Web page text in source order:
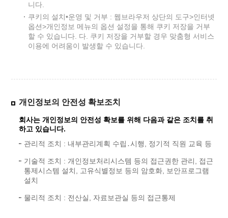
니다.
쿠키의 설치•운영 및 거부 : 웹브라우저 상단의 도구>인터넷
옵션>개인정보 메뉴의 옵션 설정을 통해 쿠키 저장을 거부
할 수 있습니다. 다. 쿠키 저장을 거부할 경우 맞춤형 서비스
이용에 어려움이 발생할 수 있습니다.
개인정보의 안전성 확보조치
회사는 개인정보의 안전성 확보를 위해 다음과 같은 조치를 취
하고 있습니다.
관리적 조치 : 내부관리계획 수립․시행, 정기적 직원 교육 등
기술적 조치 : 개인정보처리시스템 등의 접근권한 관리, 접근
통제시스템 설치, 고유식별정보 등의 암호화, 보안프로그램
설치
물리적 조치 : 전산실, 자료보관실 등의 접근통제